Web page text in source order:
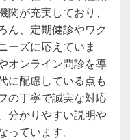
が充実しており、
ん、定期健診やワク
ーズに応えていま
オンライン問診を導
に配慮している点も
の丁寧で誠実な対応
分かりやすい説明や
ています。